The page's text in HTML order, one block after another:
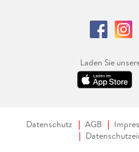
Laden Sie
Datenschutz AGB